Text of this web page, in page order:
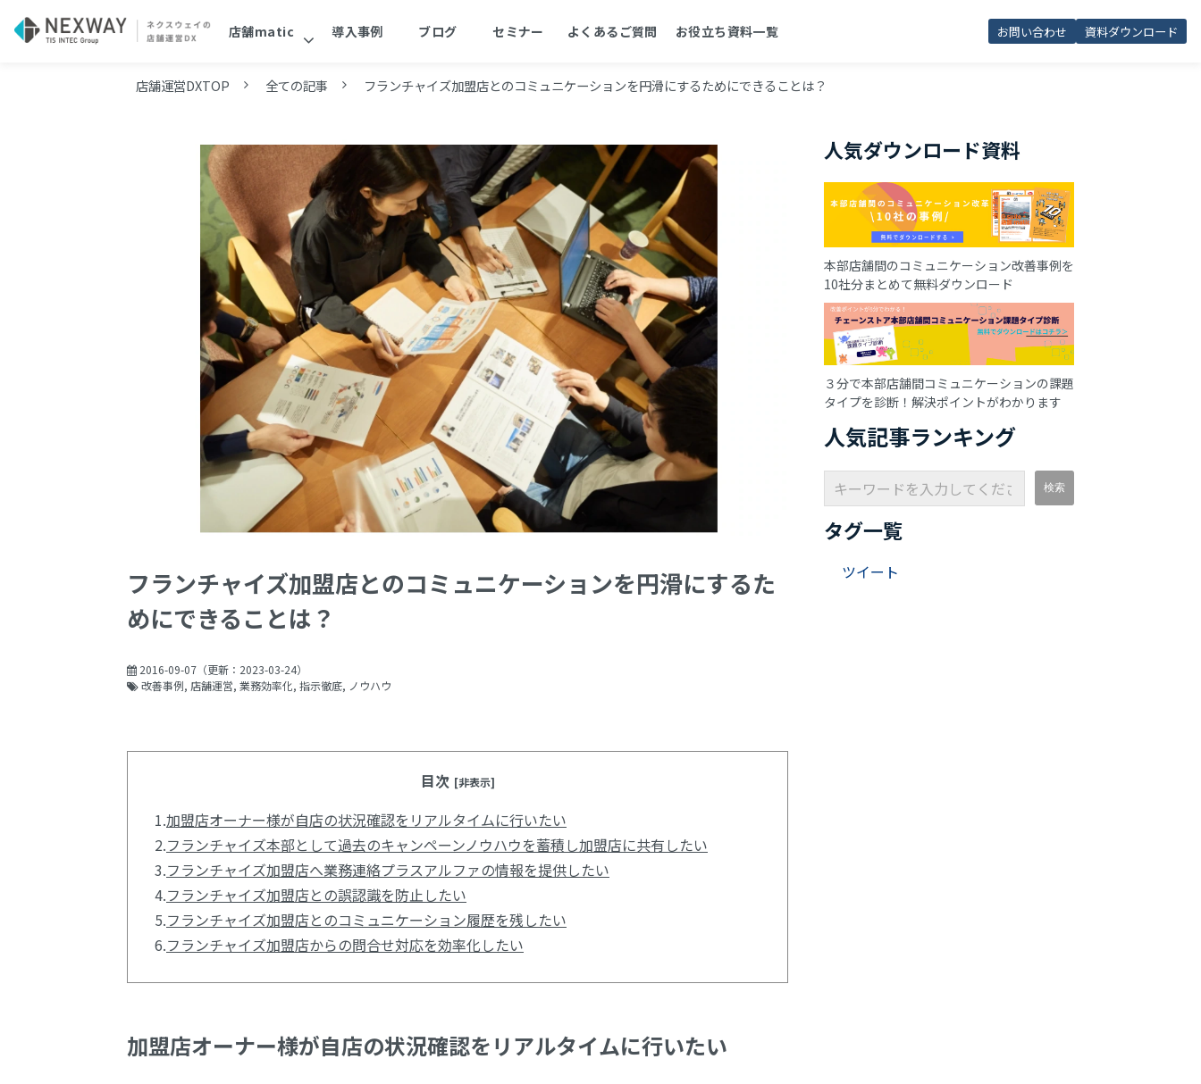
店舗matic 導入事例 ブログ セミナー よくあるご質問 お役立ち資料一覧 お問い合わせ 資料ダウンロード
店舗運営DXTOP 全ての記事 フランチャイズ加盟店とのコミュニケーションを円滑にするためにできることは？
フランチャイズ加盟店とのコミュニケーションを円滑にするた
めにできることは？
2016-09-07 （更新： 2023-03-24）
改善事例 店舗運営 業務効率化 指示徹底 ノウハウ
目次 [非表示]
1.加盟店オーナー様が自店の状況確認をリアルタイムに行いたい
2.フランチャイズ本部として過去のキャンペーンノウハウを蓄積し加盟店に共有したい
3.フランチャイズ加盟店へ業務連絡プラスアルファの情報を提供したい
4.フランチャイズ加盟店との誤認識を防止したい
5.フランチャイズ加盟店とのコミュニケーション履歴を残したい
6.フランチャイズ加盟店からの問合せ対応を効率化したい
加盟店オーナー様が自店の状況確認をリアルタイムに行いたい
人気ダウンロード資料
本部店舗間のコミュニケーション改善事例を
10社分まとめて無料ダウンロード
３分で本部店舗間コミュニケーションの課題
タイプを診断！解決ポイントがわかります
人気記事ランキング
タグ一覧
ツイート